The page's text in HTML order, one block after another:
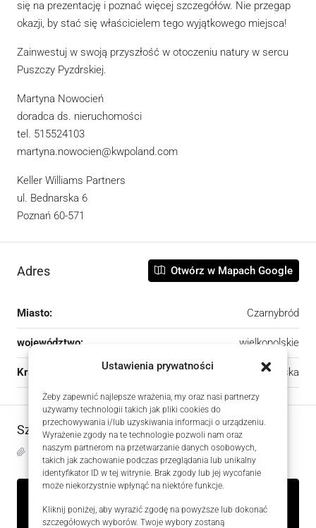
Ustawienia prywatności
Żeby zapewnić najlepsze wrażenia, my oraz nasi partnerzy
używamy technologii takich jak pliki cookies do
przechowywania i/lub uzyskiwania informacji o urządzeniu.
Wyrażenie zgody na te technologie pozwoli nam oraz
naszym partnerom na przetwarzanie danych osobowych,
takich jak zachowanie podczas przeglądania lub unikalny
identyfikator ID w tej witrynie. Brak zgody lub jej wycofanie
może niekorzystnie wpłynąć na niektóre funkcje.
Kliknij poniżej, aby wyrazić zgodę na powyższe lub dokonać
szczegółowych wyborów. Twoje wybory zostaną
się na prezentację i poznać więcej szczegółów. Nie przegap
okazji, by stać się właścicielem tego wyjątkowego miejsca!
Zainwestuj w swoją przyszłość w otoczeniu natury w sercu
Puszczy Pyzdrskiej.
Martyna Nowocień
doradca ds. nieruchomości
tel. 515524103
martyna.nowocien@kwpoland.com
Keller Williams Partners
ul. Bednarska 6
Poznań 60-571
Adres Otwórz w Mapach Google
Miasto: Czarnybród
województwo: wielkopolskie
Kraj: Polska
Szczegóły
Zaktualizowano na 5 sierpnia, 2026 w 10:17 am
ID Oferty HZKW832034